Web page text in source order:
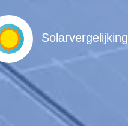
Solarvergelijking